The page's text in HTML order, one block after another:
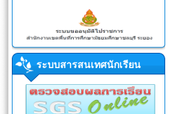
ระบบสารสนเทศนักเรียน